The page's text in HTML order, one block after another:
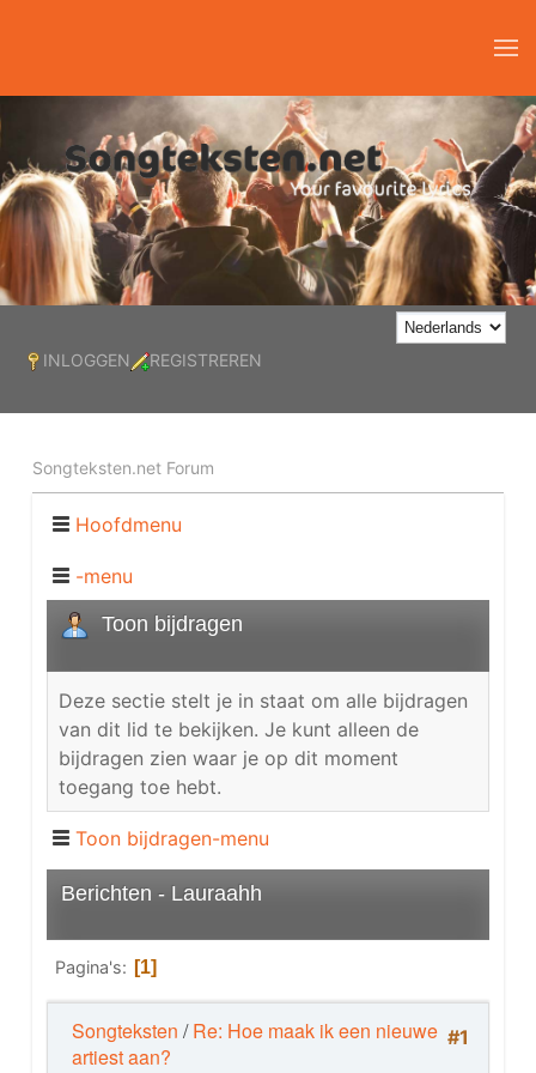
INLOGGEN REGISTREREN
Songteksten.net Forum
Hoofdmenu
-menu
Toon bijdragen
Deze sectie stelt je in staat om alle bijdragen
van dit lid te bekijken. Je kunt alleen de
bijdragen zien waar je op dit moment
toegang toe hebt.
Toon bijdragen-menu
Berichten - Lauraahh
Pagina's 1
#1
Songteksten /Re: Hoe maak ik een nieuwe
artiest aan?